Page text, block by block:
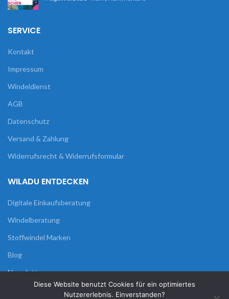
SERVICE
Kontakt
Impressum
Windeldienst
AGB
Datenschutz
Versand & Zahlung
Widerrufsrecht & Widerrufsformular
WILADU ENTDECKEN
Digitale Einkaufsberatung
Windelberatung
Stoffwindel Marken
Blog
Newsletter
Diese Website benutzt Cookies für ein optimiertes
Nutzererlebnis. Einverstanden?